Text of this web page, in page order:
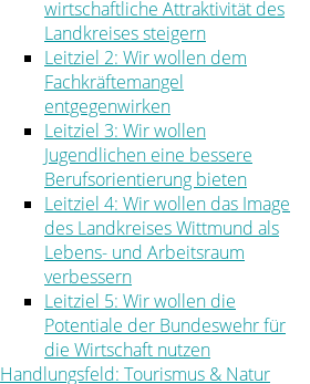
wirtschaftliche Attraktivität des
Landkreises steigern
Leitziel 2: Wir wollen dem
Fachkräftemangel
entgegenwirken
Leitziel 3: Wir wollen
Jugendlichen eine bessere
Berufsorientierung bieten
Leitziel 4: Wir wollen das Image
des Landkreises Wittmund als
Lebens- und Arbeitsraum
verbessern
Leitziel 5: Wir wollen die
Potentiale der Bundeswehr für
die Wirtschaft nutzen
Handlungsfeld: Tourismus & Natur